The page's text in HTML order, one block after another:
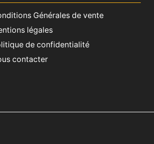
Générales de vente
légales
de confidentialité
contacter